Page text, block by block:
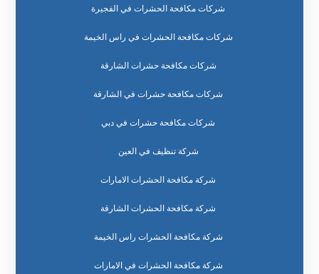
شركات مكافحة الحشرات في الفجيرة
شركات مكافحة الحشرات في راس الخيمة
شركات مكافحة حشرات الشارقة
شركات مكافحة حشرات في الشارقة
شركات مكافحة حشرات في دبي
شركة تنظيف في العين
شركة مكافحة الحشرات الامارات
شركة مكافحة الحشرات الشارقة
شركة مكافحة الحشرات راس الخيمة
شركة مكافحة الحشرات في الامارات